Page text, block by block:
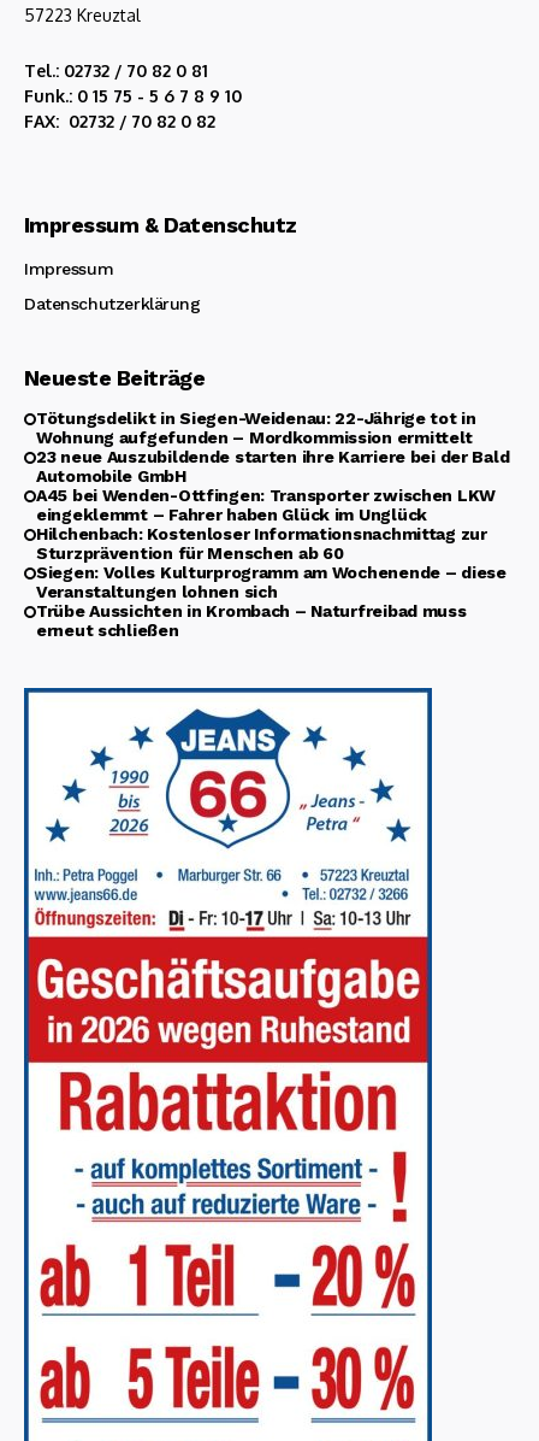
57223 Kreuztal
Tel.: 02732 / 70 82 0 81
Funk.: 0 15 75 - 5 6 7 8 9 10
FAX: 02732 / 70 82 0 82
Impressum & Datenschutz
Impressum
Datenschutzerklärung
Neueste Beiträge
Tötungsdelikt in Siegen-Weidenau: 22-Jährige tot in
Wohnung aufgefunden – Mordkommission ermittelt
23 neue Auszubildende starten ihre Karriere bei der Bald
Automobile GmbH
A45 bei Wenden-Ottfingen: Transporter zwischen LKW
eingeklemmt – Fahrer haben Glück im Unglück
Hilchenbach: Kostenloser Informationsnachmittag zur
Sturzprävention für Menschen ab 60
Siegen: Volles Kulturprogramm am Wochenende – diese
Veranstaltungen lohnen sich
Trübe Aussichten in Krombach – Naturfreibad muss
erneut schließen